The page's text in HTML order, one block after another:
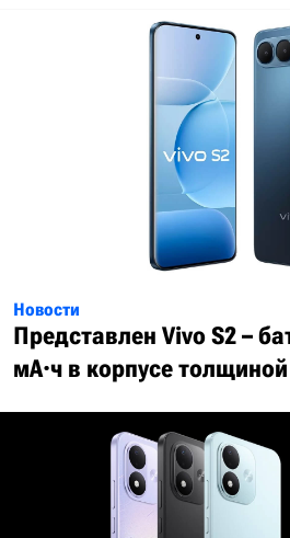
Новости
Представлен Vivo S2 –
мА·ч в корпусе